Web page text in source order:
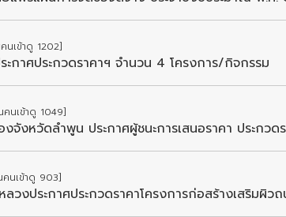
นเข้าดู 1202]
กาศประกวดราคาฯ จำนวน 4 โครงการ/กิจกรรม
คนเข้าดู 1049]
จังหวัดลำพูน ประกาศผู้ชนะการเสนอราคา ประกวด
คนเข้าดู 903]
วงประกาศประกวดราคาโครงการก่อสร้างเสริมผิว